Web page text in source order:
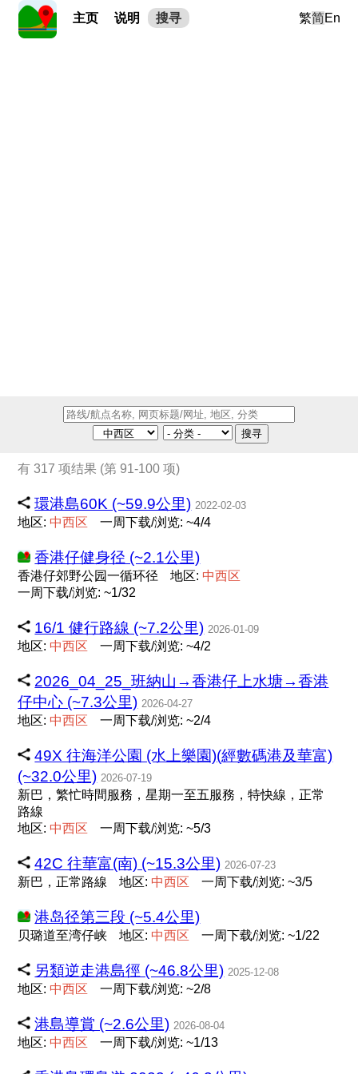
主页 说明 搜寻 繁简En
搜寻
有 317 项结果 (第 91-100 项)
環港島60K (~59.9公里) 2022-02-03
地区: 中西区 一周下载/浏览: ~4/4
香港仔健身径 (~2.1公里)
香港仔郊野公园一循环径 地区: 中西区
一周下载/浏览: ~1/32
16/1 健行路線 (~7.2公里) 2026-01-09
地区: 中西区 一周下载/浏览: ~4/2
2026_04_25_班納山→香港仔上水塘→香港
仔中心 (~7.3公里) 2026-04-27
地区: 中西区 一周下载/浏览: ~2/4
49X 往海洋公園 (水上樂園)(經數碼港及華富)
(~32.0公里) 2026-07-19
新巴，繁忙時間服務，星期一至五服務，特快線，正常
路線
地区: 中西区 一周下载/浏览: ~5/3
42C 往華富(南) (~15.3公里) 2026-07-23
新巴，正常路線 地区: 中西区 一周下载/浏览: ~3/5
港岛径第三段 (~5.4公里)
贝璐道至湾仔峡 地区: 中西区 一周下载/浏览: ~1/22
另類逆走港島徑 (~46.8公里) 2025-12-08
地区: 中西区 一周下载/浏览: ~2/8
港島導賞 (~2.6公里) 2026-08-04
地区: 中西区 一周下载/浏览: ~1/13